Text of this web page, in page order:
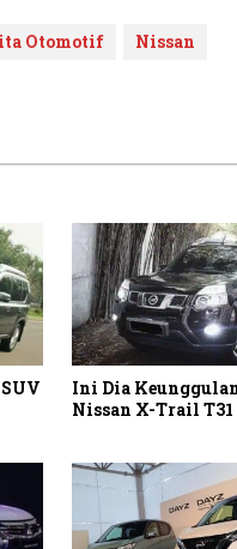
Otomotif Nissan
Ini Dia
Nissan X-Trail T31